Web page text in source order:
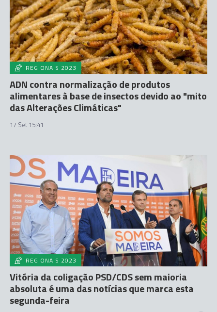
REGIONAIS 2023
ADN contra normalização de produtos
alimentares à base de insectos devido ao "mito
das Alterações Climáticas"
17 Set 15:41
REGIONAIS 2023
Vitória da coligação PSD/CDS sem maioria
absoluta é uma das notícias que marca esta
segunda-feira